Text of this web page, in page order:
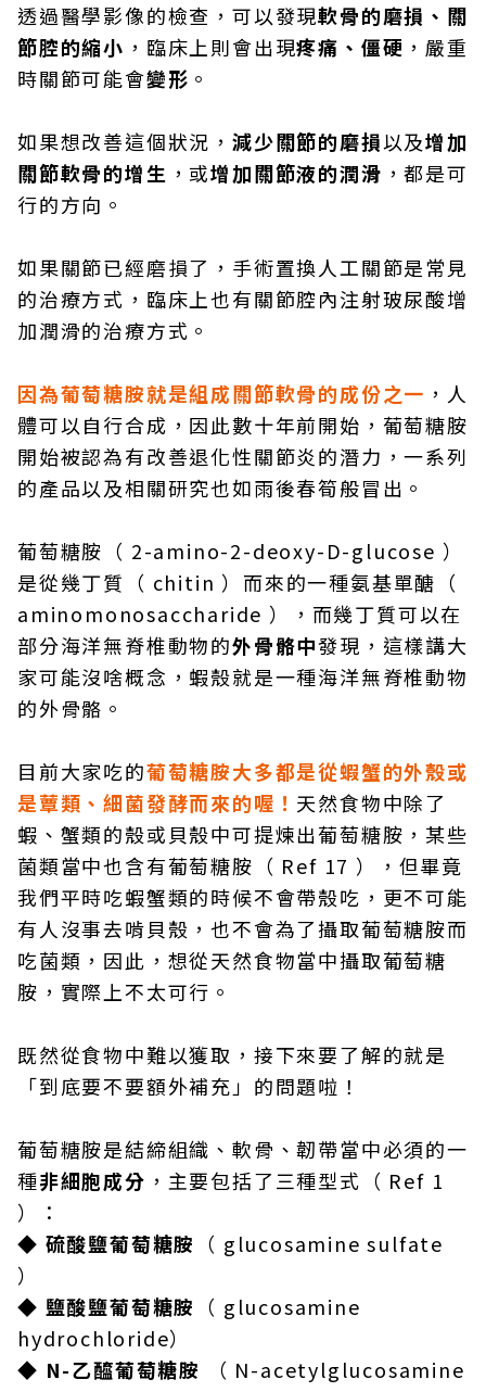
透過醫學影像的檢查，可以發現軟骨的磨損、關
節腔的縮小 ，臨床上則會出現疼痛、僵硬 ，嚴重
時關節可能會變形 。
如果想改善這個狀況，減少關節的磨損以及增加
關節軟骨的增生 ，或增加關節液的潤滑 ，都是可
行的方向。
如果關節已經磨損了，手術置換人工關節是常見
的治療方式，臨床上也有關節腔內注射玻尿酸增
加潤滑的治療方式。
因為葡萄糖胺就是組成關節軟骨的成份之一 ，人
體可以自行合成，因此數十年前開始，葡萄糖胺
開始被認為有改善退化性關節炎的潛力，一系列
的產品以及相關研究也如雨後春筍般冒出。
葡萄糖胺（ 2-amino-2-deoxy-D-glucose ）
是從幾丁質（ chitin ）而來的一種氨基單醣（
aminomonosaccharide ），而幾丁質可以在
部分海洋無脊椎動物的外骨骼中發現，這樣講大
家可能沒啥概念，蝦殼就是一種海洋無脊椎動物
的外骨骼。
目前大家吃的葡萄糖胺大多都是從蝦蟹的外殼或
是蕈類、細菌發酵而來的喔！ 天然食物中除了
蝦、蟹類的殼或貝殼中可提煉出葡萄糖胺，某些
菌類當中也含有葡萄糖胺（ Ref 17 ），但畢竟
我們平時吃蝦蟹類的時候不會帶殼吃，更不可能
有人沒事去啃貝殼，也不會為了攝取葡萄糖胺而
吃菌類，因此，想從天然食物當中攝取葡萄糖
胺，實際上不太可行。
既然從食物中難以獲取，接下來要了解的就是
「到底要不要額外補充」的問題啦！
葡萄糖胺是結締組織、軟骨、韌帶當中必須的一
種非細胞成分 ，主要包括了三種型式（ Ref 1
）：
◆ 硫酸鹽葡萄糖胺 （ glucosamine sulfate
）
◆ 鹽酸鹽葡萄糖胺 （ glucosamine
hydrochloride）
◆ N-乙醯葡萄糖胺
（ N-acetylglucosamine